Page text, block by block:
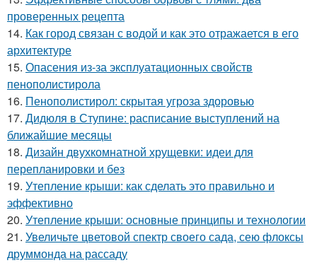
проверенных рецепта
14. Как город связан с водой и как это отражается в его
архитектуре
15. Опасения из-за эксплуатационных свойств
пенополистирола
16. Пенополистирол: скрытая угроза здоровью
17. Дидюля в Ступине: расписание выступлений на
ближайшие месяцы
18. Дизайн двухкомнатной хрущевки: идеи для
перепланировки и без
19. Утепление крыши: как сделать это правильно и
эффективно
20. Утепление крыши: основные принципы и технологии
21. Увеличьте цветовой спектр своего сада, сею флоксы
друммонда на рассаду